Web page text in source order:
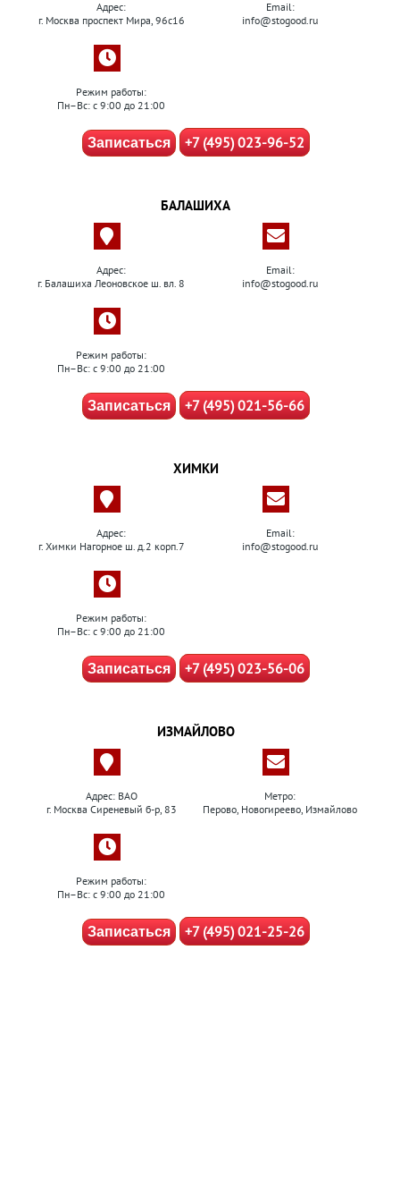
Адрес:
г. Москва проспект Мира, 96с16
Email:
info@stogood.ru
Режим работы:
Пн–Вс: с 9:00 до 21:00
Записаться +7 (495) 023-96-52
БАЛАШИХА
Адрес:
г. Балашиха Леоновское ш. вл. 8
Email:
info@stogood.ru
Режим работы:
Пн–Вс: с 9:00 до 21:00
Записаться +7 (495) 021-56-66
ХИМКИ
Адрес:
г. Химки Нагорное ш. д.2 корп.7
Email:
info@stogood.ru
Режим работы:
Пн–Вс: с 9:00 до 21:00
Записаться +7 (495) 023-56-06
ИЗМАЙЛОВО
Адрес: ВАО
г. Москва Сиреневый б-р, 83
Метро:
Перово, Новогиреево, Измайлово
Режим работы:
Пн–Вс: с 9:00 до 21:00
Записаться +7 (495) 021-25-26